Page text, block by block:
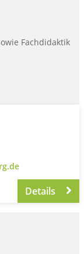
Fachdidaktik
Details